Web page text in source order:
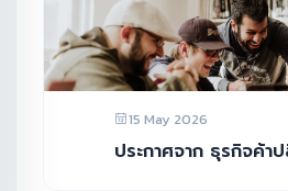
15 May 2026
ประกาศจาก ธุรกิจค้า